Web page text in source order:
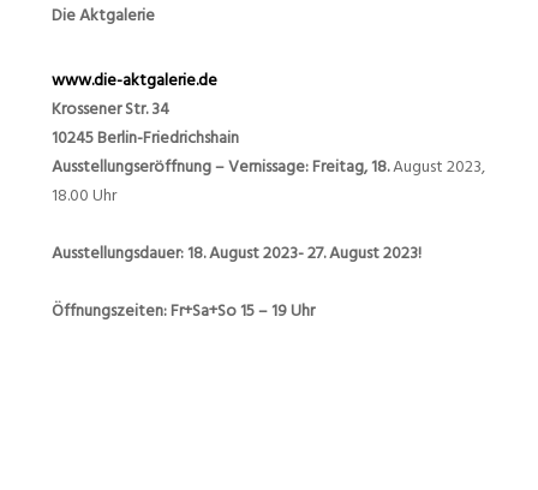
Die Aktgalerie
www.die-aktgalerie.de
Krossener Str. 34
10245 Berlin-Friedrichshain
Ausstellungseröffnung – Vernissage:Freitag, 18.August 2023,
18.00 Uhr
Ausstellungsdauer: 18. August 2023- 27. August 2023!
Öffnungszeiten: Fr+Sa+So 15 – 19 Uhr